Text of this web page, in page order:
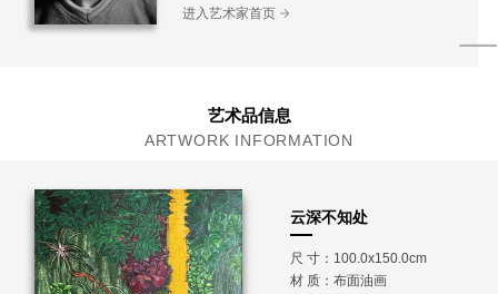
进入艺术家首页
艺术品信息
ARTWORK INFORMATION
云深不知处
尺 寸：100.0x150.0cm
材 质： 布面油画